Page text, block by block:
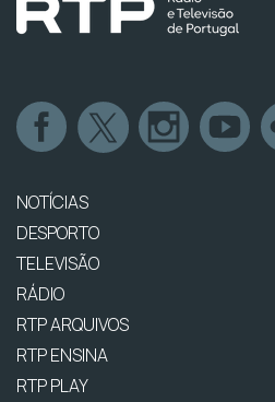
NOTÍCIAS
DESPORTO
TELEVISÃO
RÁDIO
RTP ARQUIVOS
RTP ENSINA
RTP PLAY